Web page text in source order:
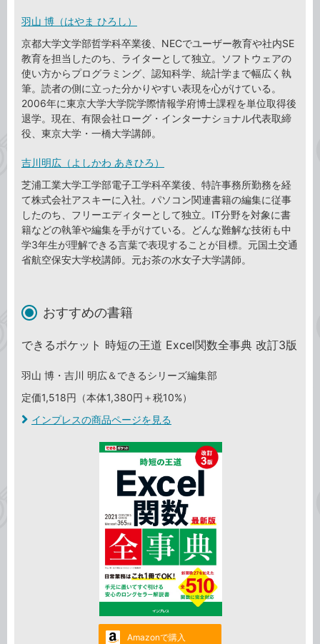
羽山 博（はやま ひろし）
京都大学文学部哲学科卒業後、NECでユーザー教育や社内SE
教育を担当したのち、ライターとして独立。ソフトウェアの
使い方からプログラミング、認知科学、統計学まで幅広く執
筆。読者の側に立った分かりやすい表現を心がけている。
2006年に東京大学大学院学際情報学府博士課程を単位取得後
退学。現在、有限会社ローグ・インターナショナル代表取締
役、東京大学・一橋大学講師。
吉川明広（よしかわ あきひろ）
芝浦工業大学工学部電子工学科卒業後、特許事務所勤務を経
て株式会社アスキーに入社。パソコン関連書籍の編集に従事
したのち、フリーエディターとして独立。IT分野を対象に書
籍などの執筆や編集を手がけている。どんな難解な技術も中
学3年生が理解できる言葉で表現することが目標。元国土交通
省航空保安大学校講師。元お茶の水女子大学講師。
おすすめの書籍
できるポケット 時短の王道 Excel関数全事典 改訂3版
羽山 博・吉川 明広＆できるシリーズ編集部
定価1,518円（本体1,380円＋税10%）
インプレスの商品ページを見る
Amazonで購入